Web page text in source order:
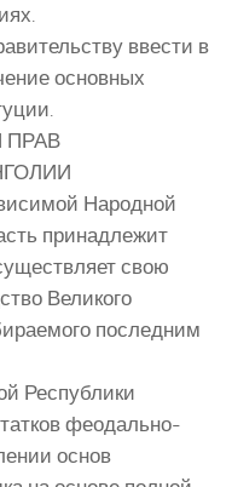
ввести в
основных
ПРАВ
Народной
принадлежит
свою
Великого
последним
Республики
феодально-
основ